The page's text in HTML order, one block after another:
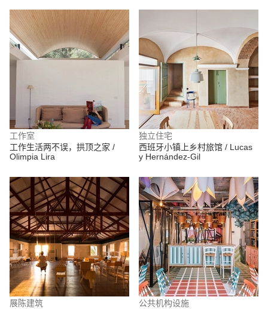
工作室
工作生活两不误，拱顶之家 /
Olimpia Lira
独立住宅
西班牙小镇上乡村旅馆 / Lucas
y Hernández-Gil
展陈建筑
公共机构设施